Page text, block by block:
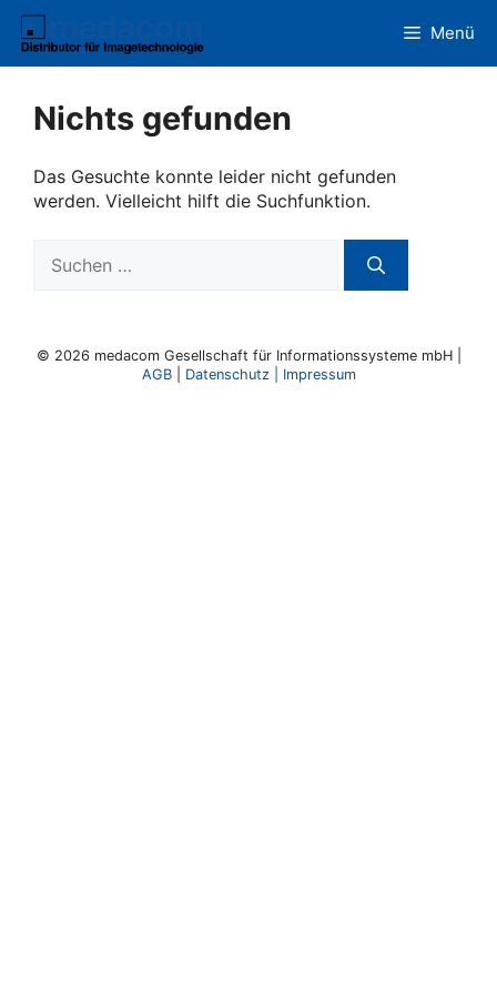
Zum
Inhalt
Menü
Nichts gefunden
Das Gesuchte konnte leider nicht gefunden
werden. Vielleicht hilft die Suchfunktion.
nach:
© 2026 medacom Gesellschaft für Informationssysteme mbH |
AGB| Datenschutz| Impressum